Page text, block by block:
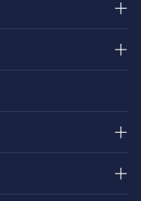
＋
＋
＋
＋